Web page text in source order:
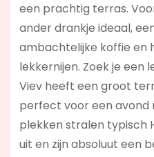
een prachtig terras.
ander drankje ideaal,
ambachtelijke koffie en
lekkernijen. Zoek je een
Viev heeft een groot
perfect voor een avond
plekken stralen typisch
uit en zijn absoluut een